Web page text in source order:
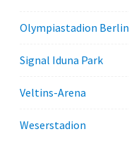
Olympiastadion Berlin
Signal Iduna Park
Veltins-Arena
Weserstadion